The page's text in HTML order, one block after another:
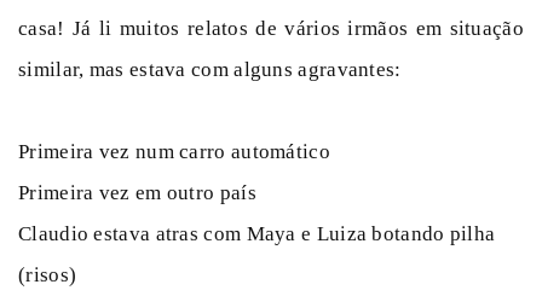
casa! Já li muitos relatos de vários irmãos em situação
similar, mas estava com alguns agravantes:
Primeira vez num carro automático
Primeira vez em outro país
Claudio estava atras com Maya e Luiza botando pilha
(risos)